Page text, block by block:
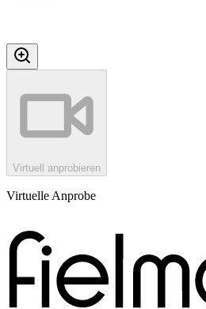
Virtuell anprobieren
Virtuelle Anprobe